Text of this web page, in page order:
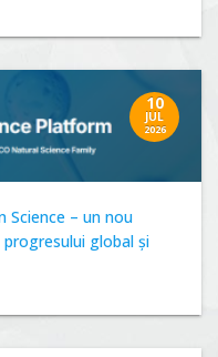
10
JUL
2026
Science – un nou
global și